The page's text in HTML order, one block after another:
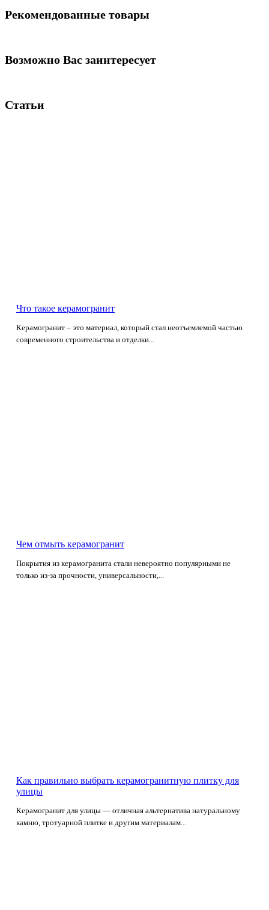
Рекомендованные товары
Возможно Вас заинтересует
Статьи
Что такое керамогранит
Керамогранит – это материал, который стал неотъемлемой частью
современного строительства и отделки...
Чем отмыть керамогранит
Покрытия из керамогранита стали невероятно популярными не
только из-за прочности, универсальности,...
Как правильно выбрать керамогранитную плитку для
улицы
Керамогранит для улицы — отличная альтернатива натуральному
камню, тротуарной плитке и другим материалам...